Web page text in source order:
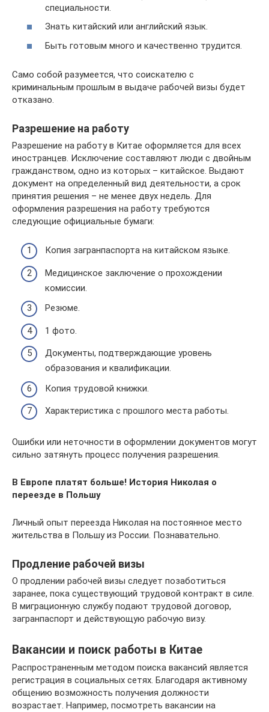
специальности.
Знать китайский или английский язык.
Быть готовым много и качественно трудится.
Само собой разумеется, что соискателю с
криминальным прошлым в выдаче рабочей визы будет
отказано.
Разрешение на работу
Разрешение на работу в Китае оформляется для всех
иностранцев. Исключение составляют люди с двойным
гражданством, одно из которых – китайское. Выдают
документ на определенный вид деятельности, а срок
принятия решения – не менее двух недель. Для
оформления разрешения на работу требуются
следующие официальные бумаги:
Копия загранпаспорта на китайском языке.
Медицинское заключение о прохождении
комиссии.
Резюме.
1 фото.
Документы, подтверждающие уровень
образования и квалификации.
Копия трудовой книжки.
Характеристика с прошлого места работы.
Ошибки или неточности в оформлении документов могут
сильно затянуть процесс получения разрешения.
В Европе платят больше! История Николая о
переезде в Польшу
Личный опыт переезда Николая на постоянное место
жительства в Польшу из России. Познавательно.
Продление рабочей визы
О продлении рабочей визы следует позаботиться
заранее, пока существующий трудовой контракт в силе.
В миграционную службу подают трудовой договор,
загранпаспорт и действующую рабочую визу.
Вакансии и поиск работы в Китае
Распространенным методом поиска вакансий является
регистрация в социальных сетях. Благодаря активному
общению возможность получения должности
возрастает. Например, посмотреть вакансии на